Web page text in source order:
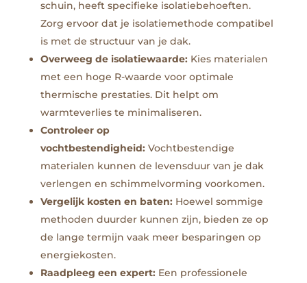
schuin, heeft specifieke isolatiebehoeften.
Zorg ervoor dat je isolatiemethode compatibel
is met de structuur van je dak.
Overweeg de isolatiewaarde: Kies materialen
met een hoge R-waarde voor optimale
thermische prestaties. Dit helpt om
warmteverlies te minimaliseren.
Controleer op
vochtbestendigheid: Vochtbestendige
materialen kunnen de levensduur van je dak
verlengen en schimmelvorming voorkomen.
Vergelijk kosten en baten: Hoewel sommige
methoden duurder kunnen zijn, bieden ze op
de lange termijn vaak meer besparingen op
energiekosten.
Raadpleeg een expert: Een professionele